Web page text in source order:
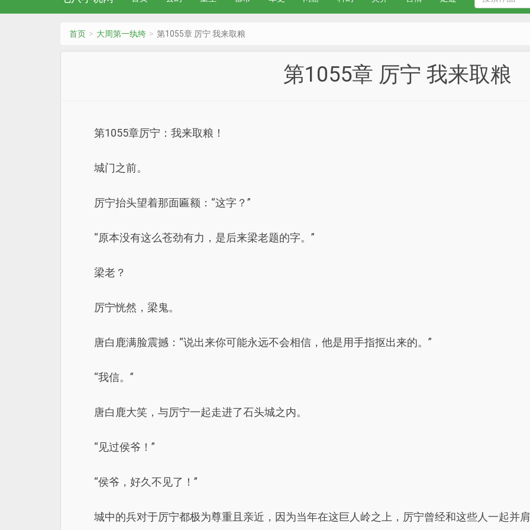
首页 大周第一纨绔 第1055章 厉宁 我来取粮
第1055章 厉宁 我来取粮
第1055章厉宁：我来取粮！
城门之前。
厉宁抬头望着那面匾额：“这字？”
“原本没有这么苍劲有力，是后来梁老题的字。”
梁老？
厉宁恍然，梁鬼。
唐白鹿满脸震撼：“说出来你可能永远不会相信，他是用手指抠出来的。”
“我信。”
唐白鹿大笑，与厉宁一起走进了石头城之内。
“见过侯爷！”
“侯爷，好久不见了！”
城中的兵对于厉宁都极为尊重且亲近，因为当年在这巨人岭之上，厉宁曾经和这些人一起并肩